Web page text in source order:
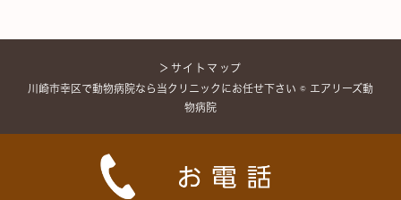
＞サイトマップ
川崎市幸区で動物病院なら当クリニックにお任せ下さい © エアリーズ動
物病院